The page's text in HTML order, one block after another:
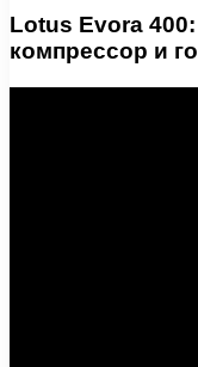
Lotus Evora
компрессор и